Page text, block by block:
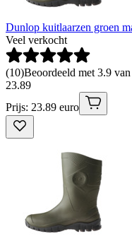
Dunlop kuitlaarzen groen
Veel verkocht
(10)Beoordeeld met 3.9
23.89
Prijs: 23.89 euro